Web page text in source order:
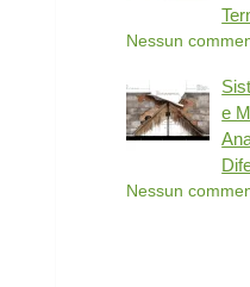
Nessun
e
Nessun